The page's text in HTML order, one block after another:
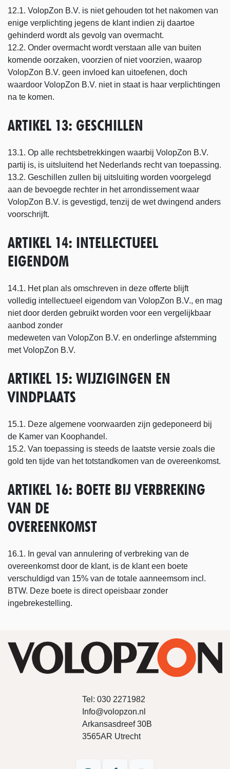
12.1. VolopZon B.V. is niet gehouden tot het nakomen van
enige verplichting jegens de klant indien zij daartoe
gehinderd wordt als gevolg van overmacht.
12.2. Onder overmacht wordt verstaan alle van buiten
komende oorzaken, voorzien of niet voorzien, waarop
VolopZon B.V. geen invloed kan uitoefenen, doch
waardoor VolopZon B.V. niet in staat is haar verplichtingen
na te komen.
ARTIKEL 13: GESCHILLEN
13.1. Op alle rechtsbetrekkingen waarbij VolopZon B.V.
partij is, is uitsluitend het Nederlands recht van toepassing.
13.2. Geschillen zullen bij uitsluiting worden voorgelegd
aan de bevoegde rechter in het arrondissement waar
VolopZon B.V. is gevestigd, tenzij de wet dwingend anders
voorschrijft.
ARTIKEL 14: INTELLECTUEEL
EIGENDOM
14.1. Het plan als omschreven in deze offerte blijft
volledig intellectueel eigendom van VolopZon B.V., en mag
niet door derden gebruikt worden voor een vergelijkbaar
aanbod zonder
medeweten van VolopZon B.V. en onderlinge afstemming
met VolopZon B.V.
ARTIKEL 15: WIJZIGINGEN EN
VINDPLAATS
15.1. Deze algemene voorwaarden zijn gedeponeerd bij
de Kamer van Koophandel.
15.2. Van toepassing is steeds de laatste versie zoals die
gold ten tijde van het totstandkomen van de overeenkomst.
ARTIKEL 16: BOETE BIJ VERBREKING
VAN DE
OVEREENKOMST
16.1. In geval van annulering of verbreking van de
overeenkomst door de klant, is de klant een boete
verschuldigd van 15% van de totale aanneemsom incl.
BTW. Deze boete is direct opeisbaar zonder
ingebrekestelling.
Tel: 030 2271982
Info@volopzon.nl
Arkansasdreef 30B
3565AR Utrecht